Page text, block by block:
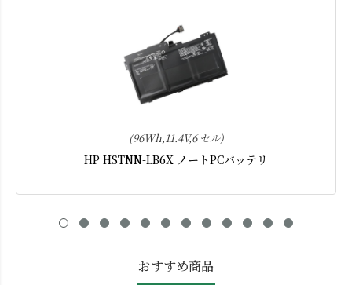
(96Wh,11.4V,6 セル)
HP HSTNN-LB6X ノートPCバッテリ
おすすめ商品